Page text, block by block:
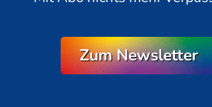
Zum Newsletter